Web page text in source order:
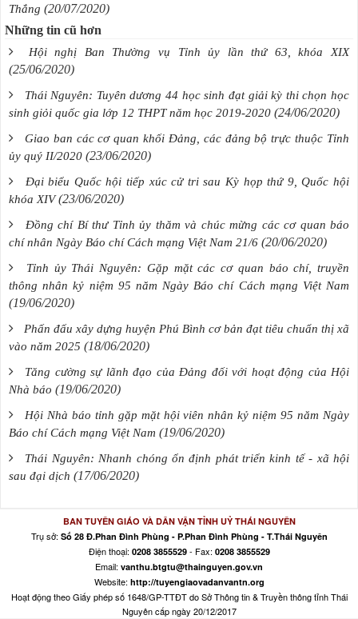
Thắng (20/07/2020)
Những tin cũ hơn
Hội nghị Ban Thường vụ Tỉnh ủy lần thứ 63, khóa XIX
(25/06/2020)
Thái Nguyên: Tuyên dương 44 học sinh đạt giải kỳ thi chọn học
sinh giỏi quốc gia lớp 12 THPT năm học 2019-2020 (24/06/2020)
Giao ban các cơ quan khối Đảng, các đảng bộ trực thuộc Tỉnh
ủy quý II/2020 (23/06/2020)
Đại biểu Quốc hội tiếp xúc cử tri sau Kỳ họp thứ 9, Quốc hội
khóa XIV (23/06/2020)
Đồng chí Bí thư Tỉnh ủy thăm và chúc mừng các cơ quan báo
chí nhân Ngày Báo chí Cách mạng Việt Nam 21/6 (20/06/2020)
Tỉnh ủy Thái Nguyên: Gặp mặt các cơ quan báo chí, truyền
thông nhân kỷ niệm 95 năm Ngày Báo chí Cách mạng Việt Nam
(19/06/2020)
Phấn đấu xây dựng huyện Phú Bình cơ bản đạt tiêu chuẩn thị xã
vào năm 2025 (18/06/2020)
Tăng cường sự lãnh đạo của Đảng đối với hoạt động của Hội
Nhà báo (19/06/2020)
Hội Nhà báo tỉnh gặp mặt hội viên nhân kỷ niệm 95 năm Ngày
Báo chí Cách mạng Việt Nam (19/06/2020)
Thái Nguyên: Nhanh chóng ổn định phát triển kinh tế - xã hội
sau đại dịch (17/06/2020)
BAN TUYÊN GIÁO VÀ DÂN VẬN TỈNH UỶ THÁI NGUYÊN
Trụ sở: Số 28 Đ.Phan Đình Phùng - P.Phan Đình Phùng - T.Thái Nguyên
Điện thoại: 0208 3855529- Fax: 0208 3855529
Email: vanthu.btgtu@thainguyen.gov.vn
Website: http://tuyengiaovadanvantn.org
Hoạt động theo Giấy phép số 1648/GP-TTĐT do Sở Thông tin & Truyền thông tỉnh Thái
Nguyên cấp ngày 20/12/2017